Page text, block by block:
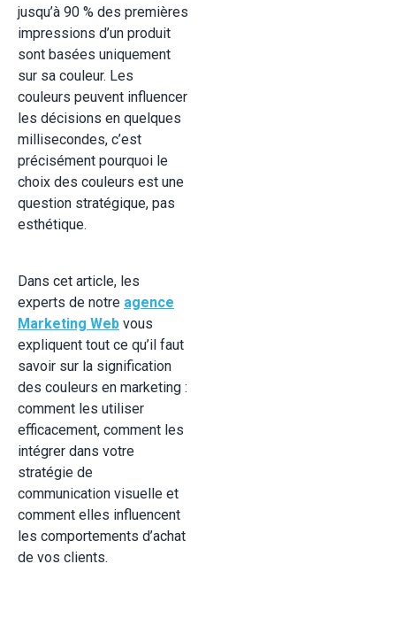
jusqu’à 90 % des premières
impressions d’un produit
sont basées uniquement
sur sa couleur. Les
couleurs peuvent influencer
les décisions en quelques
millisecondes, c’est
précisément pourquoi le
choix des couleurs est une
question stratégique, pas
esthétique.
Dans cet article, les
experts de notre agence
Marketing Web vous
expliquent tout ce qu’il faut
savoir sur la signification
des couleurs en marketing :
comment les utiliser
efficacement, comment les
intégrer dans votre
stratégie de
communication visuelle et
comment elles influencent
les comportements d’achat
de vos clients.